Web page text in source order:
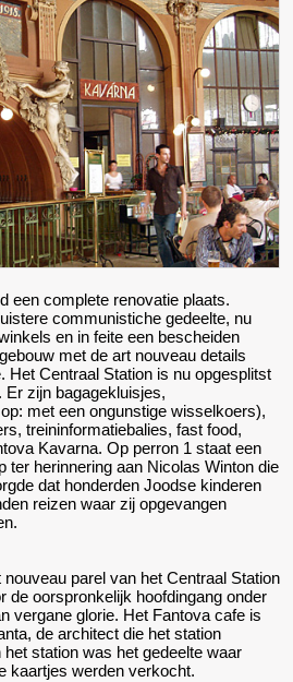
een complete renovatie plaats.
communistiche gedeelte, nu
en in feite een bescheiden
met de art nouveau details
Het Centraal Station is nu opgesplitst
Er zijn bagagekluisjes,
met een ongunstige wisselkoers),
treininformatiebalies, fast food,
Kavarna. Op perron 1 staat een
ter herinnering aan Nicolas Winton die
dat honderden Joodse kinderen
reizen waar zij opgevangen
parel van het Centraal Station
de oorspronkelijk hoofdingang onder
vergane glorie. Het Fantova cafe is
de architect die het station
station was het gedeelte waar
kaartjes werden verkocht.